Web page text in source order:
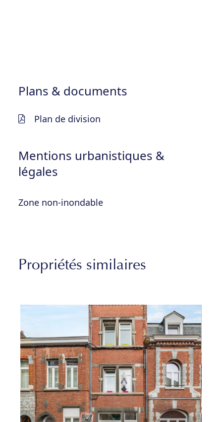
Plans & documents
Plan de division
Mentions urbanistiques &
légales
Zone non-inondable
Propriétés similaires